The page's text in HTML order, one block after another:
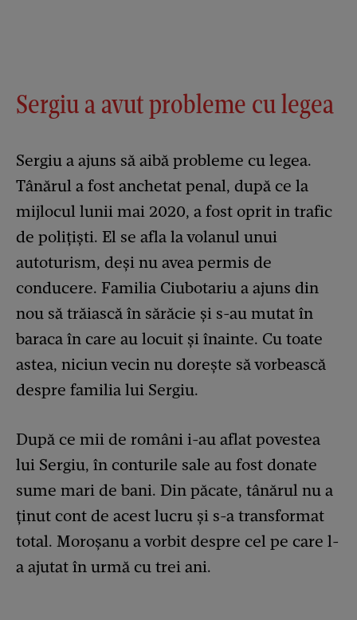
Sergiu a avut probleme cu legea
Sergiu a ajuns să aibă probleme cu legea.
Tânărul a fost anchetat penal, după ce la
mijlocul lunii mai 2020, a fost oprit in trafic
de polițiști. El se afla la volanul unui
autoturism, deși nu avea permis de
conducere. Familia Ciubotariu a ajuns din
nou să trăiască în sărăcie și s-au mutat în
baraca în care au locuit și înainte. Cu toate
astea, niciun vecin nu dorește să vorbească
despre familia lui Sergiu.
După ce mii de români i-au aflat povestea
lui Sergiu, în conturile sale au fost donate
sume mari de bani. Din păcate, tânărul nu a
ținut cont de acest lucru și s-a transformat
total. Moroșanu a vorbit despre cel pe care l-
a ajutat în urmă cu trei ani.